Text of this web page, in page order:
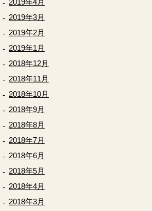
2019年4月
2019年3月
2019年2月
2019年1月
2018年12月
2018年11月
2018年10月
2018年9月
2018年8月
2018年7月
2018年6月
2018年5月
2018年4月
2018年3月